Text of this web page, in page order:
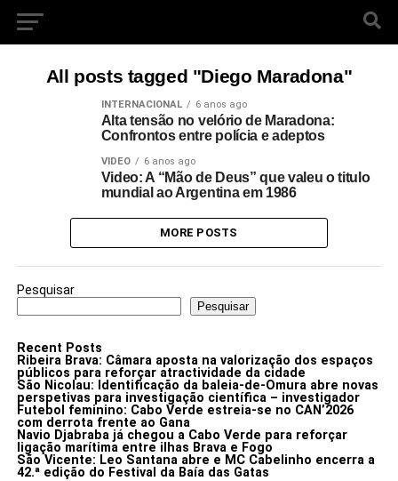
All posts tagged "Diego Maradona"
INTERNACIONAL 6 anos ago
Alta tensão no velório de Maradona:
Confrontos entre polícia e adeptos
VIDEO 6 anos ago
Video: A “Mão de Deus” que valeu o titulo
mundial ao Argentina em 1986
MORE POSTS
Pesquisar
Pesquisar
Recent Posts
Ribeira Brava: Câmara aposta na valorização dos espaços
públicos para reforçar atractividade da cidade
São Nicolau: Identificação da baleia-de-Omura abre novas
perspetivas para investigação científica – investigador
Futebol feminino: Cabo Verde estreia-se no CAN’2026
com derrota frente ao Gana
Navio Djabraba já chegou a Cabo Verde para reforçar
ligação marítima entre ilhas Brava e Fogo
São Vicente: Leo Santana abre e MC Cabelinho encerra a
42.ª edição do Festival da Baía das Gatas